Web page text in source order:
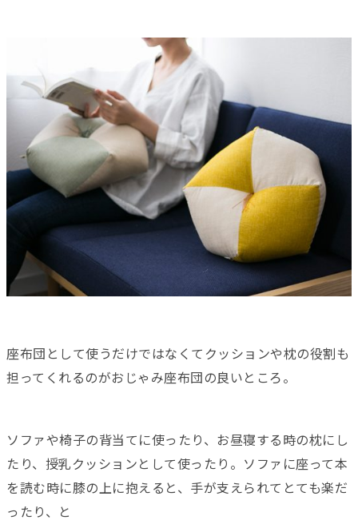
座布団として使うだけではなくてクッションや枕の役割も
担ってくれるのがおじゃみ座布団の良いところ。
ソファや椅子の背当てに使ったり、お昼寝する時の枕にし
たり、授乳クッションとして使ったり。ソファに座って本
を読む時に膝の上に抱えると、手が支えられてとても楽だ
ったり、と